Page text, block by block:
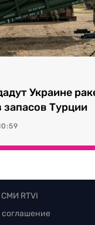
Украине
запасов Турции
RTVI
соглашение